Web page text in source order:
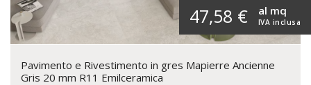
47,58 € IVA inclusa
al mq
Pavimento e Rivestimento in gres Mapierre Ancienne
Gris 20 mm R11 Emilceramica